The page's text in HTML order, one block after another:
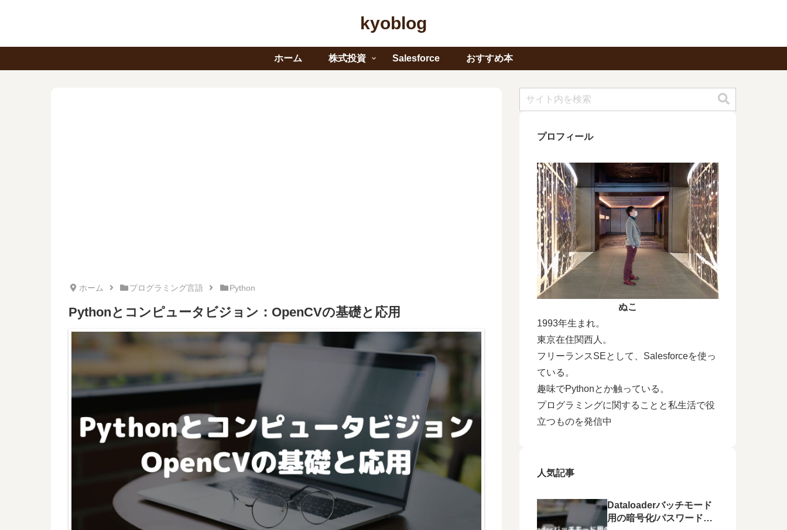
kyoblog
ホーム 株式投資 Salesforce おすすめ本
ホーム プログラミング言語 Python
Pythonとコンピュータビジョン：OpenCVの基礎と応用
プロフィール
ぬこ
1993年生まれ。
東京在住関西人。
フリーランスSEとして、Salesforceを使っ
ている。
趣味でPythonとか触っている。
プログラミングに関することと私生活で役
立つものを発信中
人気記事
Dataloaderバッチモード
用の暗号化/パスワードの